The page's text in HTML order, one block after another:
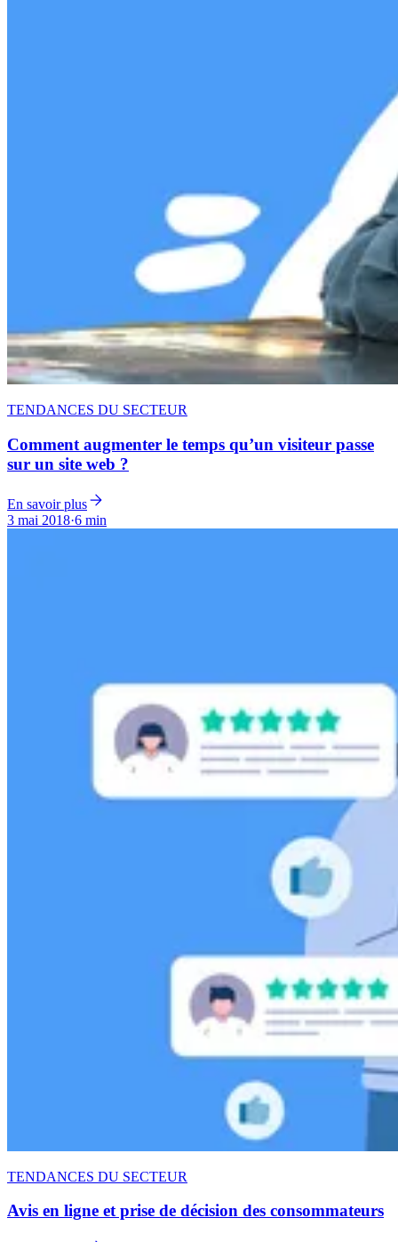
TENDANCES DU SECTEUR
Comment augmenter le temps qu’un visiteur passe
sur un site web ?
En savoir plus
3 mai 2018·6 min
TENDANCES DU SECTEUR
Avis en ligne et prise de décision des consommateurs